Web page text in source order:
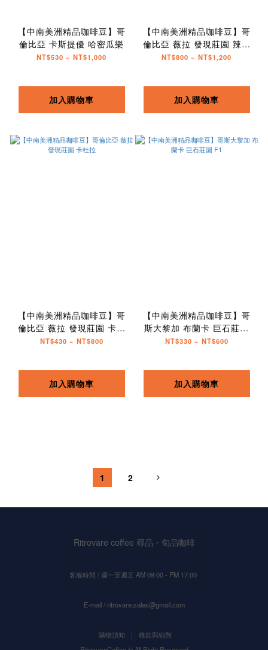
【中南美洲精品咖啡豆】哥
倫比亞 卡斯提優 哈密瓜樂
NT$530 ~ NT$1,000
加入購物車
【中南美洲精品咖啡豆】哥
倫比亞 薇拉 發現莊園 辣椒
波旁
NT$800 ~ NT$1,200
加入購物車
【中南美洲精品咖啡豆】哥
倫比亞 薇拉 發現莊園 卡杜
拉
NT$430 ~ NT$800
加入購物車
【中南美洲精品咖啡豆】哥
斯大黎加 布蘭卡 巨石莊園
F1
NT$330 ~ NT$600
加入購物車
1 2
Ritrovare coffee 尋品・旬品咖啡
客服時間 / 週一至週五 AM 09:00 - PM 17:00
E-mail / ritrovare.sales@gmail.com
購物須知 ｜ 條款與細則